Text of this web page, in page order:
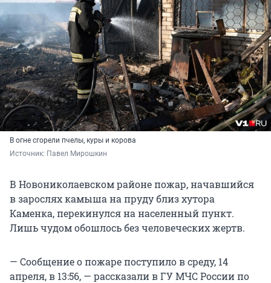
В огне сгорели пчелы, куры и корова
Источник: Павел Мирошкин
В Новониколаевском районе пожар, начавшийся
в зарослях камыша на пруду близ хутора
Каменка, перекинулся на населенный пункт.
Лишь чудом обошлось без человеческих жертв.
— Сообщение о пожаре поступило в среду, 14
апреля, в 13:56, — рассказали в ГУ МЧС России по